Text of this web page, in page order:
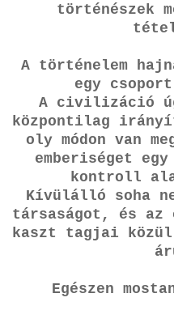
történészek
A történelem
egy
A civilizáció
központilag
oly módon van
emberiséget
kontroll
Kívülálló soha
társaságot, és az
kaszt tagjai
Egészen